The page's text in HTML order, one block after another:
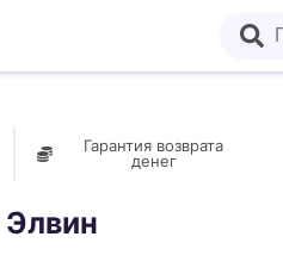
Гарантия возврата
денег
Элвин